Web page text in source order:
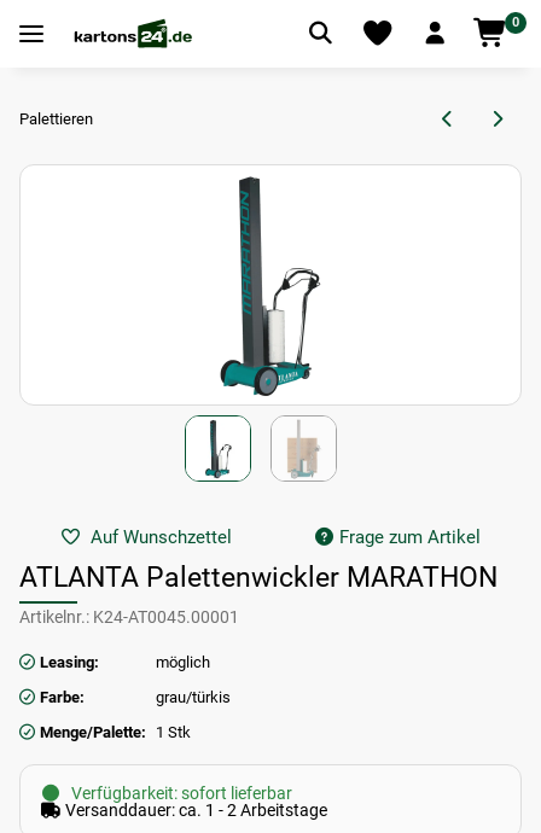
0
Palettieren
Auf Wunschzettel Frage zum Artikel
ATLANTA Palettenwickler MARATHON
Artikelnr.: K24-AT0045.00001
Leasing:
möglich
Farbe:
grau/türkis
Menge/Palette:
1 Stk
Verfügbarkeit: sofort lieferbar
Versanddauer: ca. 1 - 2 Arbeitstage